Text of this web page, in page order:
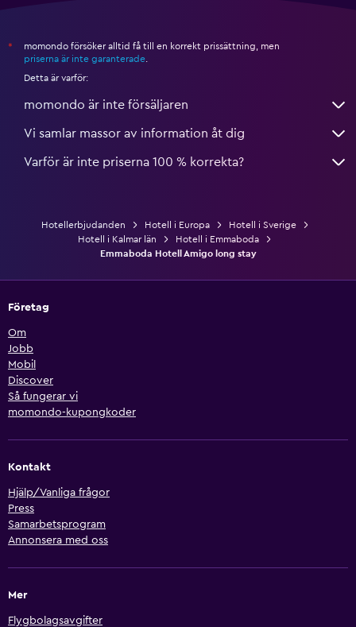
*
momondo försöker alltid få till en korrekt prissättning, men
priserna är inte garanterade
Detta är varför:
momondo är inte försäljaren
Vi samlar massor av information åt dig
Varför är inte priserna 100 % korrekta?
Hotellerbjudanden Hotell i Europa
Hotell i Sverige
Hotell i Kalmar län
Hotell i Emmaboda
Emmaboda Hotell Amigo long stay
Företag
Om
Jobb
Mobil
Discover
Så fungerar vi
momondo-kupongkoder
Kontakt
Hjälp/Vanliga frågor
Press
Samarbetsprogram
Annonsera med oss
Mer
Flygbolagsavgifter